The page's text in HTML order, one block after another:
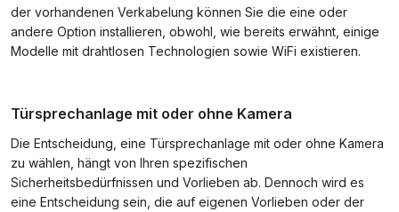
der vorhandenen Verkabelung können Sie die eine oder
andere Option installieren, obwohl, wie bereits erwähnt, einige
Modelle mit drahtlosen Technologien sowie WiFi existieren.
Türsprechanlage mit oder ohne Kamera
Die Entscheidung, eine Türsprechanlage mit oder ohne Kamera
zu wählen, hängt von Ihren spezifischen
Sicherheitsbedürfnissen und Vorlieben ab. Dennoch wird es
eine Entscheidung sein, die auf eigenen Vorlieben oder der